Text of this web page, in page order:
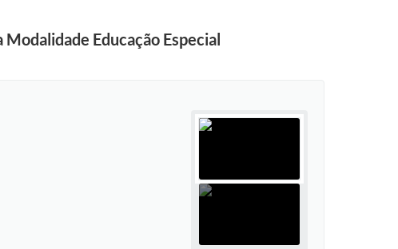
Educação Especial